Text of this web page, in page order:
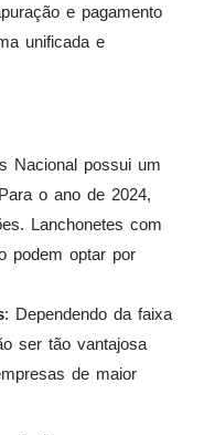
e pagamento
unificada e
Nacional possui um
o ano de 2024,
Lanchonetes com
podem optar por
: Dependendo da faixa
ser tão vantajosa
de maior